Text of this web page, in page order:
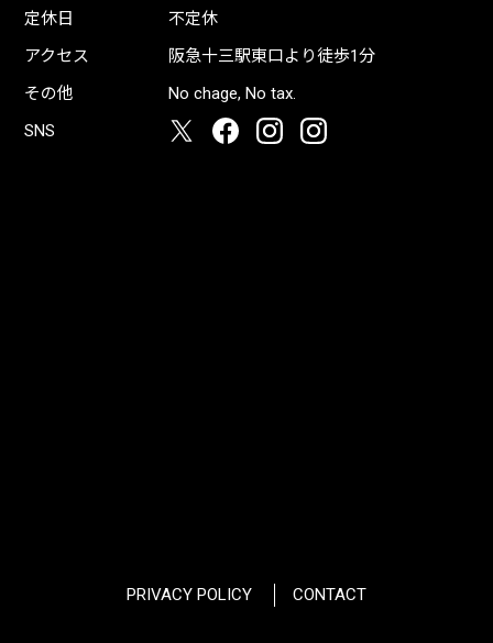
定休日
不定休
アクセス
阪急十三駅東口より徒歩1分
その他
No chage, No tax.
SNS
PRIVACY POLICY CONTACT